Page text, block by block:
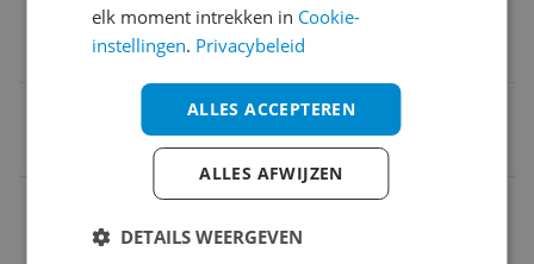
Dekking
Volledig dekkend
Houdbaarheid gesloten product
zie ‘Houdbaarheid periode na opening’
Lichte huidskleur
elk moment intrekken in Cookie-
instellingen. Privacybeleid
ALLES ACCEPTEREN
ALLES AFWIJZEN
DETAILS WEERGEVEN